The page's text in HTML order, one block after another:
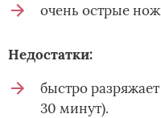
очень острые
Недостатки:
быстро
30 минут).